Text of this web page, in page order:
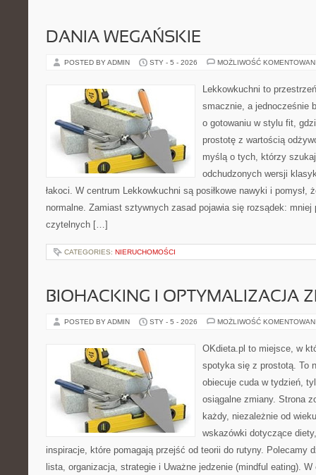
DANIA WEGAŃSKIE
POSTED BY ADMIN STY - 5 - 2026 MOŻLIWOŚĆ
Lekkowkuchni to
smacznie, a jednocześnie
o gotowaniu w stylu fit,
prostotę z wartością
myślą o tych, którzy
odchudzonych wersji
łakoci. W centrum Lekkowkuchni są posiłkowe nawyki i pomysł,
normalne. Zamiast sztywnych zasad pojawia się rozsądek: mniej
czytelnych […]
CATEGORIES: NIERUCHOMOŚCI
BIOHACKING I OPTYMALIZACJA
POSTED BY ADMIN STY - 5 - 2026 MOŻLIWOŚĆ
OKdieta.pl to miejsce, w
spotyka się z prostotą. To
obiecuje cuda w tydzień,
osiągalne zmiany. Strona
każdy, niezależnie od
wskazówki dotyczące
inspiracje, które pomagają przejść od teorii do rutyny. Polecamy
lista, organizacja, strategie i Uważne jedzenie (mindful eating).